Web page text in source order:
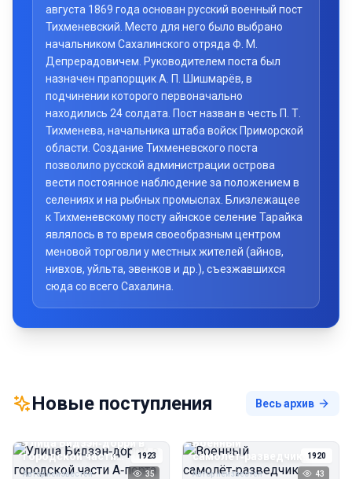
августа 1869 года основан русский военный пост
Тихменевский. Место для него было выбрано
начальником Сахалинского отряда Ф. М.
Депрерадовичем. Руководителем поста был
назначен прапорщик А. П. Шишмарёв, в
подчинении которого первоначально
находились 24 солдата. Пост назван в честь П. Т.
Тихменева, начальника штаба войск Приморской
области. Создание Тихменевского поста
позволило русской администрации острова
вести постоянное наблюдение за положением в
селениях и на рыбных промыслах. Близлежащее
к Тихменевскому посту айнское селение Тарайка
являлось в то время своеобразным центром
меновой торговли у местных жителей (айнов,
нивхов, уйльта, эвенков и др.), съезжавшихся
сюда со всего Сахалина.
Новые поступления Весь архив
1923
Улица Бидзэн‑дорри в
городской части
А‑порта
Автор неизвестен 35
1920
Военный
самолёт‑разведчик
«Сальмсон»
Автор неизвестен 43